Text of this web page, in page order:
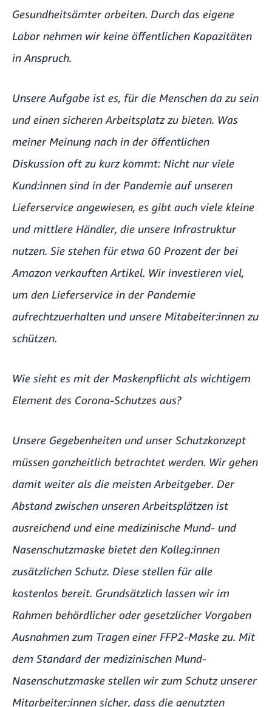
Gesundheitsämter arbeiten. Durch das eigene
Labor nehmen wir keine öffentlichen Kapazitäten
in Anspruch.
Unsere Aufgabe ist es, für die Menschen da zu sein
und einen sicheren Arbeitsplatz zu bieten. Was
meiner Meinung nach in der öffentlichen
Diskussion oft zu kurz kommt: Nicht nur viele
Kund:innen sind in der Pandemie auf unseren
Lieferservice angewiesen, es gibt auch viele kleine
und mittlere Händler, die unsere Infrastruktur
nutzen. Sie stehen für etwa 60 Prozent der bei
Amazon verkauften Artikel. Wir investieren viel,
um den Lieferservice in der Pandemie
aufrechtzuerhalten und unsere Mitabeiter:innen zu
schützen.
Wie sieht es mit der Maskenpflicht als wichtigem
Element des Corona-Schutzes aus?
Unsere Gegebenheiten und unser Schutzkonzept
müssen ganzheitlich betrachtet werden. Wir gehen
damit weiter als die meisten Arbeitgeber. Der
Abstand zwischen unseren Arbeitsplätzen ist
ausreichend und eine medizinische Mund- und
Nasenschutzmaske bietet den Kolleg:innen
zusätzlichen Schutz. Diese stellen für alle
kostenlos bereit. Grundsätzlich lassen wir im
Rahmen behördlicher oder gesetzlicher Vorgaben
Ausnahmen zum Tragen einer FFP2-Maske zu. Mit
dem Standard der medizinischen Mund-
Nasenschutzmaske stellen wir zum Schutz unserer
Mitarbeiter:innen sicher, dass die genutzten